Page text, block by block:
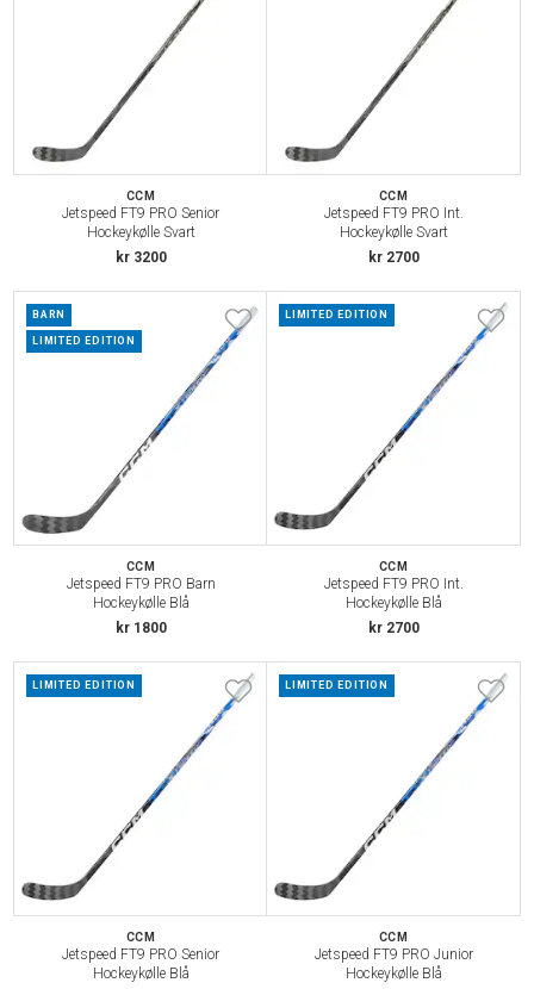
CCM
Jetspeed FT9 PRO Senior
Hockeykølle Svart
kr 3200
CCM
Jetspeed FT9 PRO Int.
Hockeykølle Svart
kr 2700
BARN
LIMITED EDITION
CCM
Jetspeed FT9 PRO Barn
Hockeykølle Blå
kr 1800
LIMITED EDITION
CCM
Jetspeed FT9 PRO Int.
Hockeykølle Blå
kr 2700
LIMITED EDITION
CCM
Jetspeed FT9 PRO Senior
Hockeykølle Blå
LIMITED EDITION
CCM
Jetspeed FT9 PRO Junior
Hockeykølle Blå